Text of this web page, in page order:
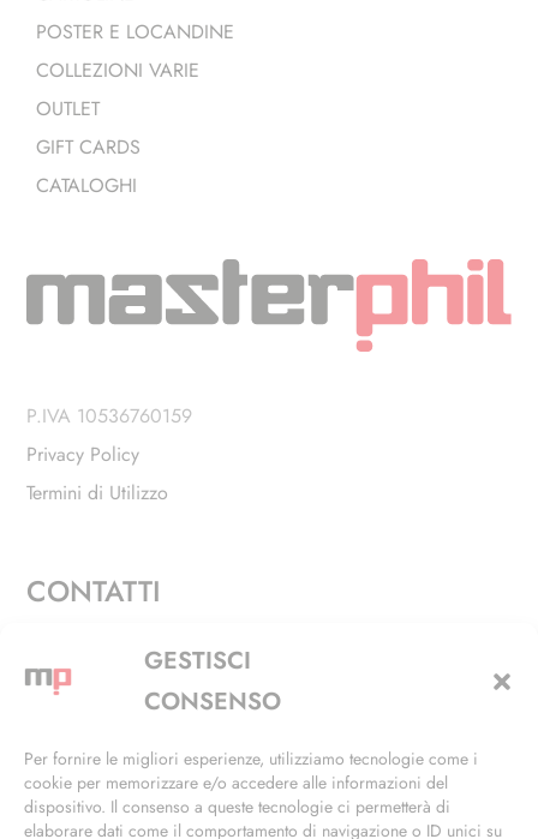
GESTISCI
CONSENSO
Per fornire le migliori esperienze, utilizziamo tecnologie come i
cookie per memorizzare e/o accedere alle informazioni del
dispositivo. Il consenso a queste tecnologie ci permetterà di
elaborare dati come il comportamento di navigazione o ID unici su
POSTER E LOCANDINE
COLLEZIONI VARIE
OUTLET
GIFT CARDS
CATALOGHI
P.IVA 10536760159
Privacy Policy
Termini di Utilizzo
CONTATTI
Via Alfieri, 27 - Trezzano Sul Naviglio (MI)
+39 02 4846 3155
info@masterphil.it